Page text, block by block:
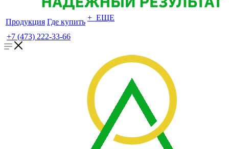
Продукция Где купить + ЕЩЕ
+7 (473) 222-33-66